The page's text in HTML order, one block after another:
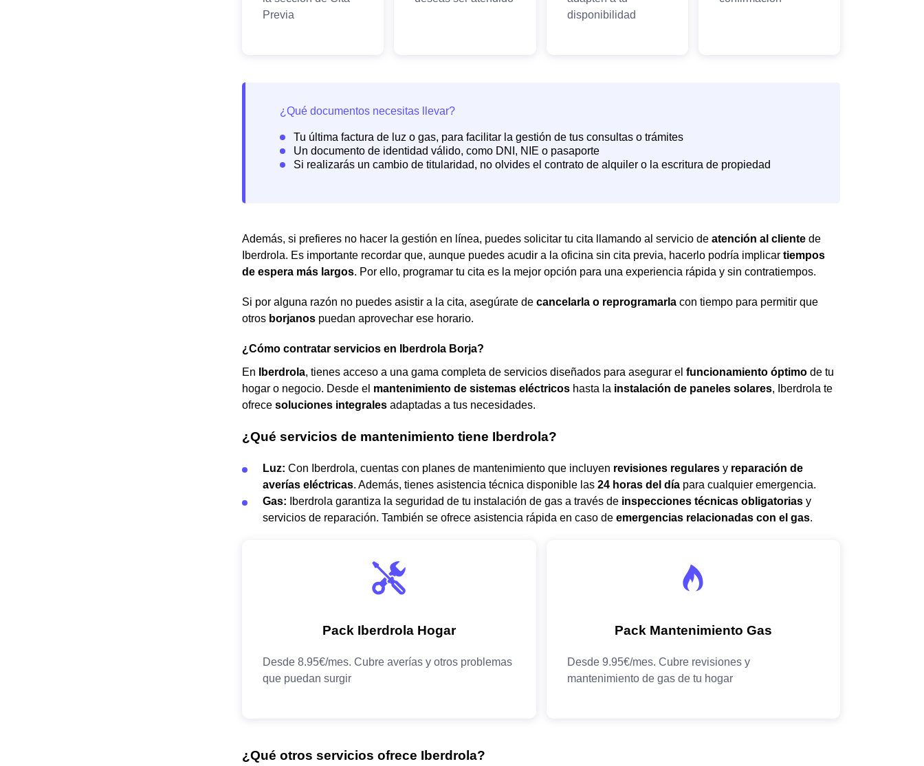
Además, si prefieres no hacer la gestión en línea, puedes solicitar tu cita llamando al servicio de atención al cliente de
Iberdrola. Es importante recordar que, aunque puedes acudir a la oficina sin cita previa, hacerlo podría implicar tiempos
de espera más largos. Por ello, programar tu cita es la mejor opción para una experiencia rápida y sin contratiempos.
Si por alguna razón no puedes asistir a la cita, asegúrate de cancelarla o reprogramarla con tiempo para permitir que
otros borjanos puedan aprovechar ese horario.
¿Cómo contratar servicios en Iberdrola Borja?
En
Iberdrola, tienes acceso a una gama completa de servicios diseñados para asegurar el funcionamiento óptimo de tu
hogar o negocio. Desde el mantenimiento de sistemas eléctricos hasta la instalación de paneles solares, Iberdrola te
ofrece soluciones integrales adaptadas a tus necesidades.
¿Qué servicios de mantenimiento tiene Iberdrola?
Luz: Con Iberdrola, cuentas con planes de mantenimiento que incluyen revisiones regulares y reparación de
averías eléctricas. Además, tienes asistencia técnica disponible las 24 horas del día para cualquier emergencia.
Gas: Iberdrola garantiza la seguridad de tu instalación de gas a través de inspecciones técnicas obligatorias y
servicios de reparación. También se ofrece asistencia rápida en caso de emergencias relacionadas con el gas.
¿Qué otros servicios ofrece Iberdrola?